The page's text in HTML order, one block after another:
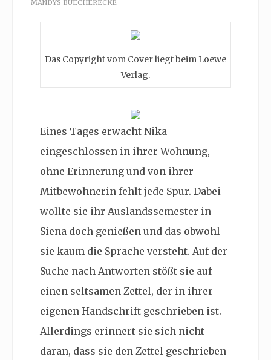
MANDYS BUECHERECKE
Das Copyright vom Cover liegt beim Loewe
Verlag.
Eines Tages erwacht Nika
eingeschlossen in ihrer Wohnung,
ohne Erinnerung und von ihrer
Mitbewohnerin fehlt jede Spur. Dabei
wollte sie ihr Auslandssemester in
Siena doch genießen und das obwohl
sie kaum die Sprache versteht. Auf der
Suche nach Antworten stößt sie auf
einen seltsamen Zettel, der in ihrer
eigenen Handschrift geschrieben ist.
Allerdings erinnert sie sich nicht
daran, dass sie den Zettel geschrieben